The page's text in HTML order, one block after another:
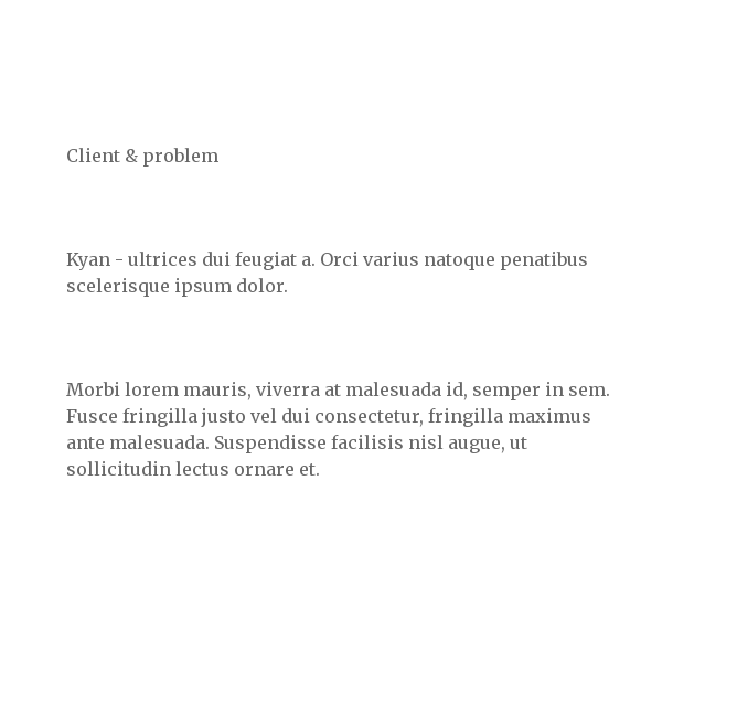
Client & problem
Kyan - ultrices dui feugiat a. Orci varius natoque penatibus
scelerisque ipsum dolor.
Morbi lorem mauris, viverra at malesuada id, semper in sem.
Fusce fringilla justo vel dui consectetur, fringilla maximus
ante malesuada. Suspendisse facilisis nisl augue, ut
sollicitudin lectus ornare et.